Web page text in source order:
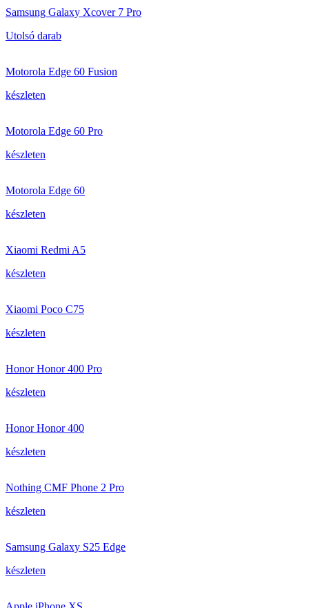
Samsung Galaxy Xcover 7 Pro
Utolsó darab
Motorola Edge 60 Fusion
készleten
Motorola Edge 60 Pro
készleten
Motorola Edge 60
készleten
Xiaomi Redmi A5
készleten
Xiaomi Poco C75
készleten
Honor Honor 400 Pro
készleten
Honor Honor 400
készleten
Nothing CMF Phone 2 Pro
készleten
Samsung Galaxy S25 Edge
készleten